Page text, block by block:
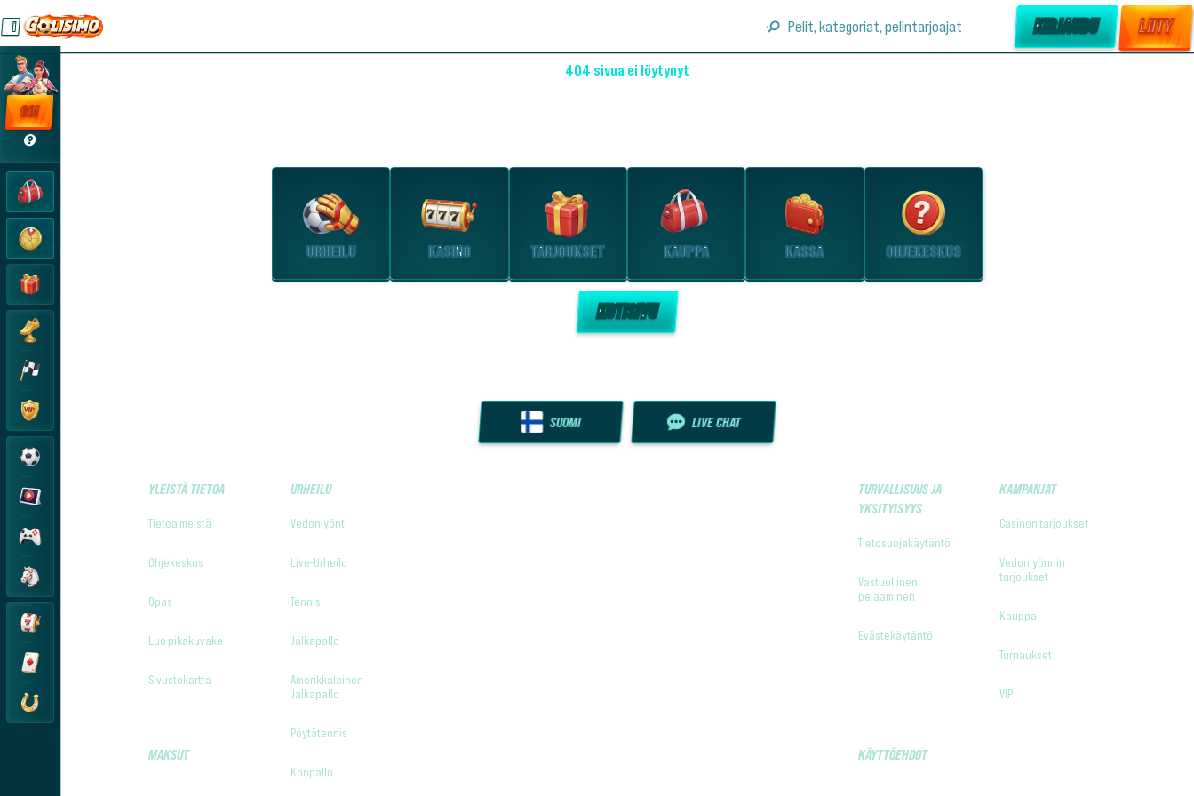
Pelit, kategoriat, pelintarjoajat KIRJAUDU LIITY
GO!
404 sivua ei löytynyt
URHEILU KASINO TARJOUKSET KAUPPA KASSA OHJEKESKUS
KOTISIVU
SUOMI LIVE CHAT
YLEISTÄ TIETOA
Tietoa meistä
Ohjekeskus
Opas
Luo pikakuvake
Sivustokartta
URHEILU
Vedonlyönti
Live-Urheilu
Tennis
Jalkapallo
Amerikkalainen
Jalkapallo
Pöytätennis
Koripallo
TURVALLISUUS JA
YKSITYISYYS
Tietosuojakäytäntö
Vastuullinen
pelaaminen
Evästekäytäntö
KÄYTTÖEHDOT
KAMPANJAT
Casinon tarjoukset
Vedonlyönnin
tarjoukset
Kauppa
Turnaukset
VIP
MAKSUT